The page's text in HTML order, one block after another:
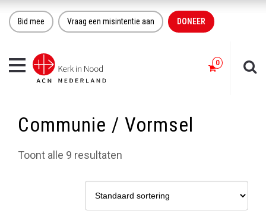
Bid mee Vraag een misintentie aan DONEER
Toggle
navigation
Communie / Vormsel
Toont alle 9 resultaten